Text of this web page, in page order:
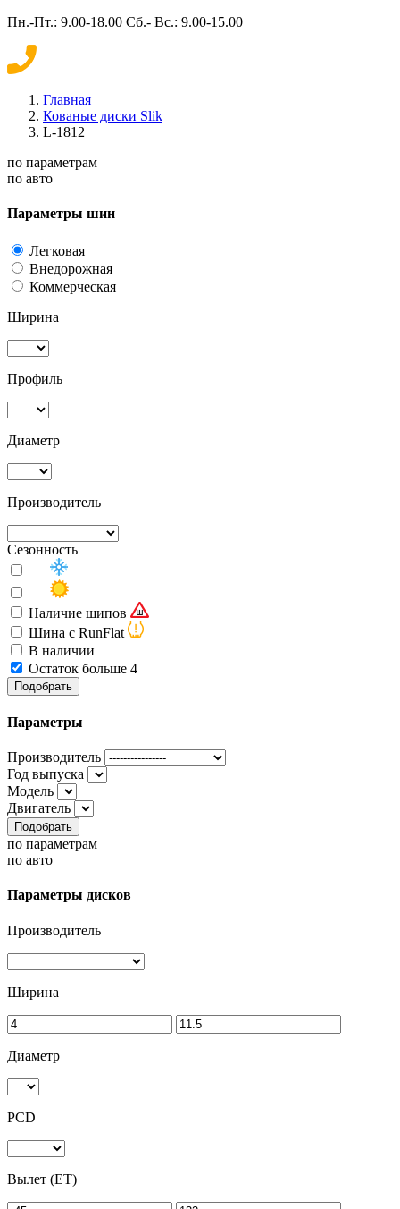
Пн.-Пт.: 9.00-18.00 Сб.- Вс.: 9.00-15.00
Главная
Кованые диски Slik
L-1812
по параметрам
по авто
Параметры шин
Легковая
Внедорожная
Коммерческая
Ширина
Профиль
Диаметр
Производитель
Сезонность
Наличие шипов
Шина с RunFlat
В наличии
Остаток больше 4
Подобрать
Параметры
Производитель
Год выпуска
Модель
Двигатель
Подобрать
по параметрам
по авто
Параметры дисков
Производитель
Ширина
Диаметр
PCD
Вылет (ET)